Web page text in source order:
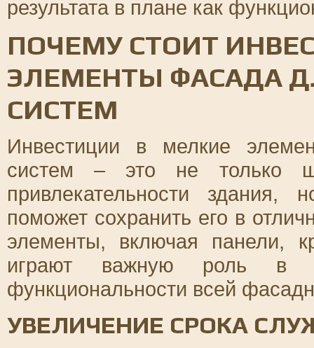
результата в плане как
ПОЧЕМУ СТОИТ
ЭЛЕМЕНТЫ ФАСАДА
СИСТЕМ
Инвестиции в мелкие
систем – это не только
привлекательности
поможет сохранить его в
элементы, включая панели,
играют важную роль в
функциональности всей
УВЕЛИЧЕНИЕ СРОКА